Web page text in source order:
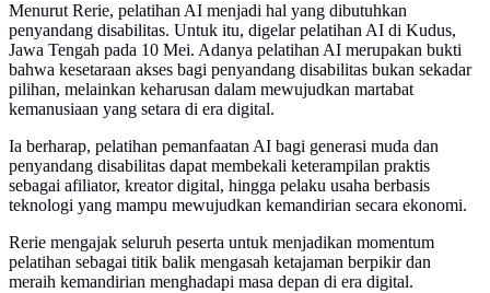
Menurut Rerie, pelatihan AI menjadi hal yang dibutuhkan
penyandang disabilitas. Untuk itu, digelar pelatihan AI di Kudus,
Jawa Tengah pada 10 Mei. Adanya pelatihan AI merupakan bukti
bahwa kesetaraan akses bagi penyandang disabilitas bukan sekadar
pilihan, melainkan keharusan dalam mewujudkan martabat
kemanusiaan yang setara di era digital.
Ia berharap, pelatihan pemanfaatan AI bagi generasi muda dan
penyandang disabilitas dapat membekali keterampilan praktis
sebagai afiliator, kreator digital, hingga pelaku usaha berbasis
teknologi yang mampu mewujudkan kemandirian secara ekonomi.
Rerie mengajak seluruh peserta untuk menjadikan momentum
pelatihan sebagai titik balik mengasah ketajaman berpikir dan
meraih kemandirian menghadapi masa depan di era digital.